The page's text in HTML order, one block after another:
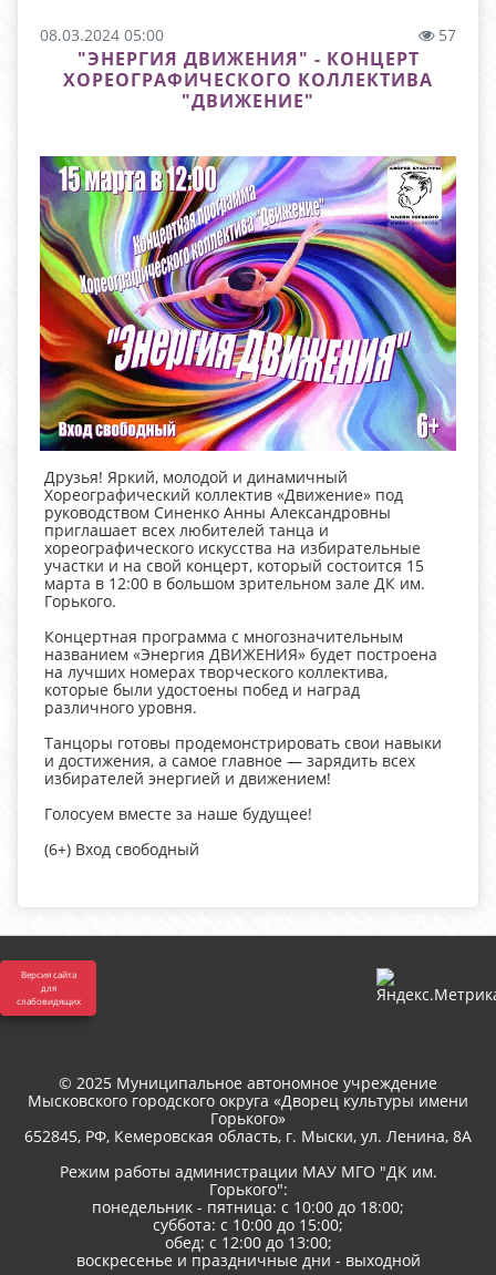
Версия сайта
для
слабовидящих
08.03.2024 05:00 57
"ЭНЕРГИЯ ДВИЖЕНИЯ" - КОНЦЕРТ
ХОРЕОГРАФИЧЕСКОГО КОЛЛЕКТИВА
"ДВИЖЕНИЕ"
Друзья! Яркий, молодой и динамичный
Хореографический коллектив «Движение» под
руководством Синенко Анны Александровны
приглашает всех любителей танца и
хореографического искусства на избирательные
участки и на свой концерт, который состоится 15
марта в 12:00 в большом зрительном зале ДК им.
Горького.
Концертная программа с многозначительным
названием «Энергия ДВИЖЕНИЯ» будет построена
на лучших номерах творческого коллектива,
которые были удостоены побед и наград
различного уровня.
Танцоры готовы продемонстрировать свои навыки
и достижения, а самое главное — зарядить всех
избирателей энергией и движением!
Голосуем вместе за наше будущее!
(6+) Вход свободный
© 2025 Муниципальное автономное учреждение
Мысковского городского округа «Дворец культуры имени
Горького»
652845, РФ, Кемеровская область, г. Мыски, ул. Ленина, 8A
Режим работы администрации МАУ МГО "ДК им.
Горького":
понедельник - пятница: с 10:00 до 18:00;
суббота: с 10:00 до 15:00;
обед: с 12:00 до 13:00;
воскресенье и праздничные дни - выходной